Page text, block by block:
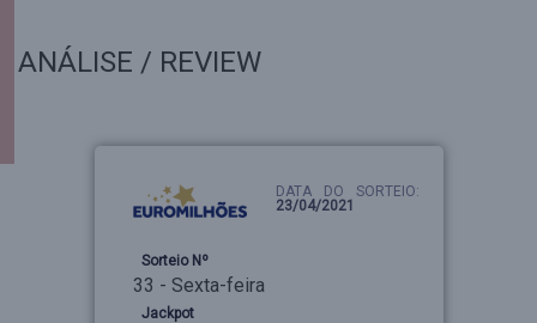
ANÁLISE / REVIEW
DATA DO SORTEIO:
23/04/2021
Sorteio Nº
33 - Sexta-feira
Jackpot